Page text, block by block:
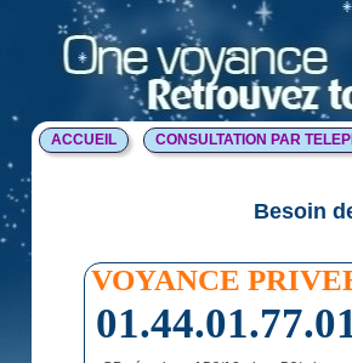
ACCUEIL CONSULTATION PAR
Besoin
VOYANCE